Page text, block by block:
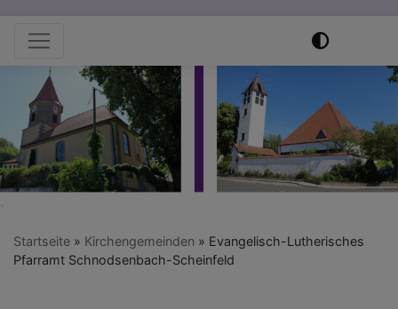
Hauptnavigation
Startseite Kirchengemeinden
Evangelisch-Lutherisches
Pfarramt Schnodsenbach-Scheinfeld